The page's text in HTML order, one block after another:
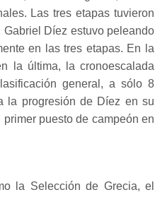
Las tres etapas tuvieron
Díez estuvo peleando
en las tres etapas. En la
la última, la cronoescalada
general, a sólo 8
la progresión de Díez en su
puesto de campeón en
la Selección de Grecia, el